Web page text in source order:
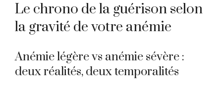
Le chrono de la guérison selon
la gravité de votre anémie
Anémie légère vs anémie sévère :
deux réalités, deux temporalités